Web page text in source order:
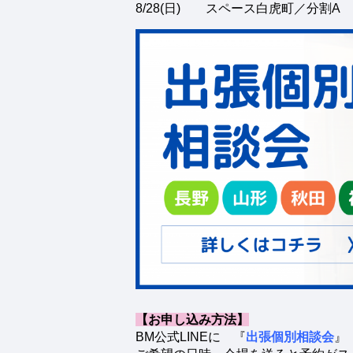
8/28(日) スペース白虎町／分割A
【お申し込み方法】
BM公式LINEに 『出張個別相談会